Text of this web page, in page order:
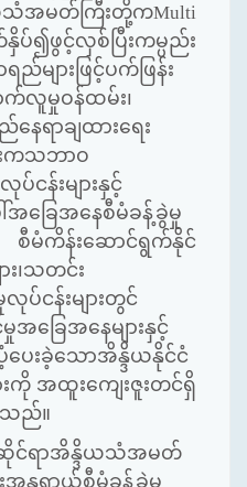
ယသံအမတ်ကြီးတို့ကMulti
၍ဖွင့်လှစ်ပြီးကမ္ပည်း
များဖြင့်ပက်ဖြန်း
က်လူမှုဝန်ထမ်း၊
ရာချထားရေး
းကသဘာဝ
ငန်းများနှင့်
ြေအနေစီမံခန့်ခွဲမှု
မံကိန်းဆောင်ရွက်နိုင်
း၊သတင်း
ငန်းများတွင်
ခြေအနေများနှင့်
းခဲ့သောအိန္ဒိယနိုင်ငံ
ကို အထူးကျေးဇူးတင်ရှိ
ါသည်။
င်ရာအိန္ဒိယသံအမတ်
အန္တရာယ်စီမံခန့်ခွဲမှု